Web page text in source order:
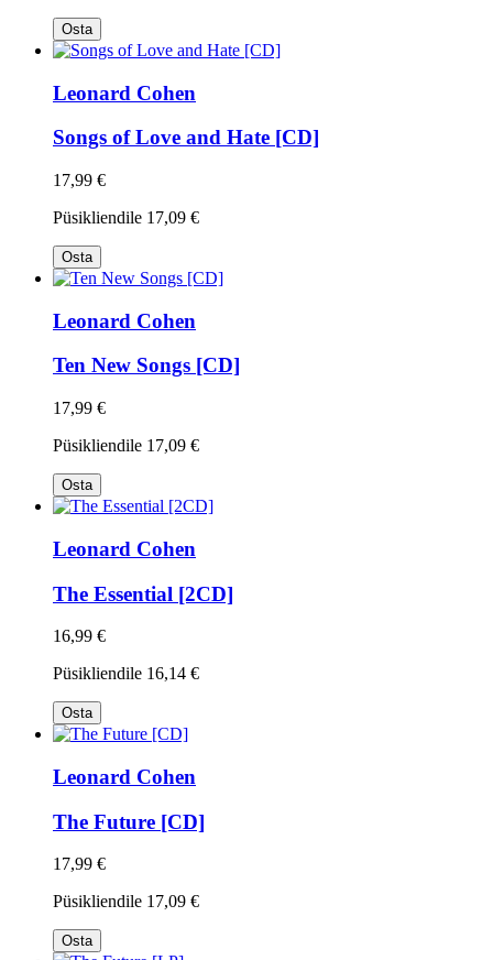
Osta
Leonard Cohen
Songs of Love and Hate [CD]
17,99 €
Püsikliendile 17,09 €
Osta
Leonard Cohen
Ten New Songs [CD]
17,99 €
Püsikliendile 17,09 €
Osta
Leonard Cohen
The Essential [2CD]
16,99 €
Püsikliendile 16,14 €
Osta
Leonard Cohen
The Future [CD]
17,99 €
Püsikliendile 17,09 €
Osta